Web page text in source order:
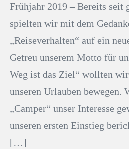
Frühjahr 2019 – Bereits seit
spielten wir mit dem
„Reiseverhalten“ auf ein
Getreu unserem Motto für
Weg ist das Ziel“ wollten
unseren Urlauben bewegen.
„Camper“ unser Interesse
unseren ersten Einstieg
[…]